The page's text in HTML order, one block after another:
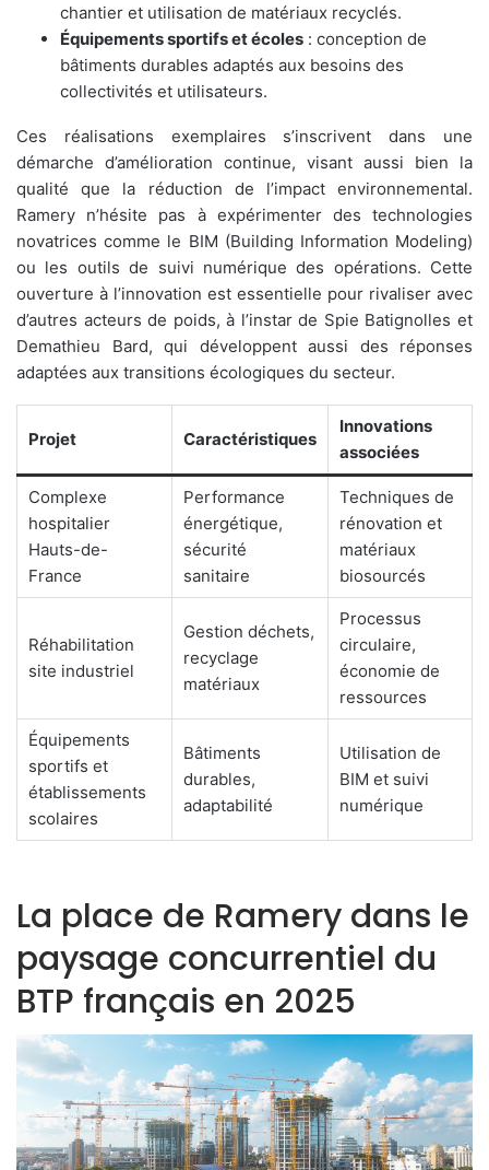
chantier et utilisation de matériaux recyclés.
Équipements sportifs et écoles : conception de
bâtiments durables adaptés aux besoins des
collectivités et utilisateurs.
Ces réalisations exemplaires s’inscrivent dans une
démarche d’amélioration continue, visant aussi bien la
qualité que la réduction de l’impact environnemental.
Ramery n’hésite pas à expérimenter des technologies
novatrices comme le BIM (Building Information Modeling)
ou les outils de suivi numérique des opérations. Cette
ouverture à l’innovation est essentielle pour rivaliser avec
d’autres acteurs de poids, à l’instar de Spie Batignolles et
Demathieu Bard, qui développent aussi des réponses
adaptées aux transitions écologiques du secteur.
Projet Caractéristiques
Innovations
associées
Complexe
hospitalier
Hauts-de-
France
Performance
énergétique,
sécurité
sanitaire
Techniques de
rénovation et
matériaux
biosourcés
Réhabilitation
site industriel
Gestion déchets,
recyclage
matériaux
Processus
circulaire,
économie de
ressources
Équipements
sportifs et
établissements
scolaires
Bâtiments
durables,
adaptabilité
Utilisation de
BIM et suivi
numérique
La place de Ramery dans le
paysage concurrentiel du
BTP français en 2025